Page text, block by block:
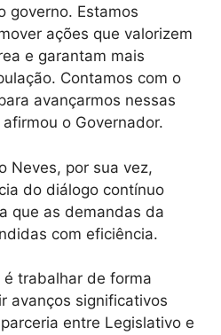
governo. Estamos
ações que valorizem
e garantam mais
Contamos com o
avançarmos nessas
o Governador.
Neves, por sua vez,
do diálogo contínuo
que as demandas da
com eficiência.
é trabalhar de forma
avanços significativos
entre Legislativo e